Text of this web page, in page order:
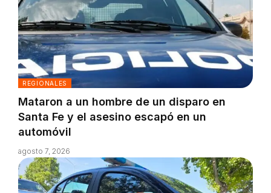
REGIONALES
Mataron a un hombre de un disparo en
Santa Fe y el asesino escapó en un
automóvil
agosto 7, 2026